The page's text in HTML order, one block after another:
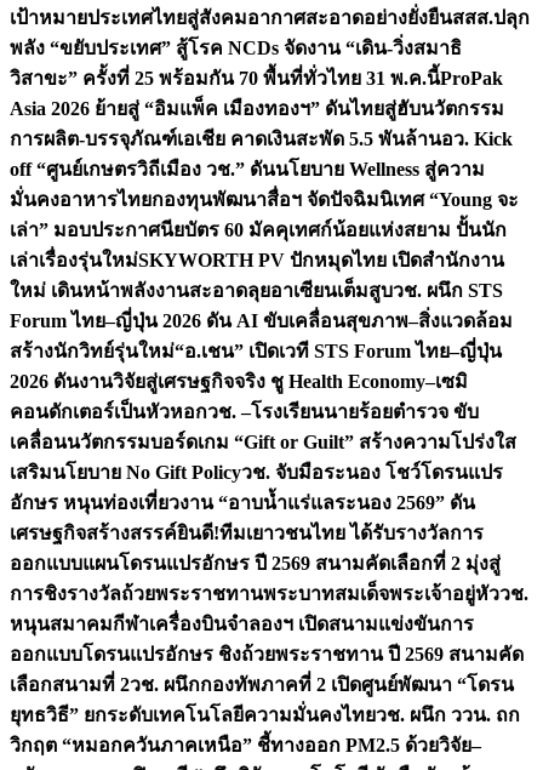
เป้าหมายประเทศไทยสู่สังคมอากาศสะอาดอย่างยั่งยืนสสส.ปลุก
พลัง “ขยับประเทศ” สู้โรค NCDs จัดงาน “เดิน-วิ่งสมาธิ
วิสาขะ” ครั้งที่ 25 พร้อมกัน 70 พื้นที่ทั่วไทย 31 พ.ค.นี้ProPak
Asia 2026 ย้ายสู่ “อิมแพ็ค เมืองทองฯ” ดันไทยสู่ฮับนวัตกรรม
การผลิต-บรรจุภัณฑ์เอเชีย คาดเงินสะพัด 5.5 พันล้านอว. Kick
off “ศูนย์เกษตรวิถีเมือง วช.” ดันนโยบาย Wellness สู่ความ
มั่นคงอาหารไทยกองทุนพัฒนาสื่อฯ จัดปัจฉิมนิเทศ “Young จะ
เล่า” มอบประกาศนียบัตร 60 มัคคุเทศก์น้อยแห่งสยาม ปั้นนัก
เล่าเรื่องรุ่นใหม่SKYWORTH PV ปักหมุดไทย เปิดสำนักงาน
ใหม่ เดินหน้าพลังงานสะอาดลุยอาเซียนเต็มสูบวช. ผนึก STS
Forum ไทย–ญี่ปุ่น 2026 ดัน AI ขับเคลื่อนสุขภาพ–สิ่งแวดล้อม
สร้างนักวิทย์รุ่นใหม่“อ.เชน” เปิดเวที STS Forum ไทย–ญี่ปุ่น
2026 ดันงานวิจัยสู่เศรษฐกิจจริง ชู Health Economy–เซมิ
คอนดักเตอร์เป็นหัวหอกวช. –โรงเรียนนายร้อยตำรวจ ขับ
เคลื่อนนวัตกรรมบอร์ดเกม “Gift or Guilt” สร้างความโปร่งใส
เสริมนโยบาย No Gift Policyวช. จับมือระนอง โชว์โดรนแปร
อักษร หนุนท่องเที่ยวงาน “อาบน้ำแร่แลระนอง 2569” ดัน
เศรษฐกิจสร้างสรรค์ยินดี!ทีมเยาวชนไทย ได้รับรางวัลการ
ออกแบบแผนโดรนแปรอักษร ปี 2569 สนามคัดเลือกที่ 2 มุ่งสู่
การชิงรางวัลถ้วยพระราชทานพระบาทสมเด็จพระเจ้าอยู่หัววช.
หนุนสมาคมกีฬาเครื่องบินจำลองฯ เปิดสนามแข่งขันการ
ออกแบบโดรนแปรอักษร ชิงถ้วยพระราชทาน ปี 2569 สนามคัด
เลือกสนามที่ 2วช. ผนึกกองทัพภาคที่ 2 เปิดศูนย์พัฒนา “โดรน
ยุทธวิธี” ยกระดับเทคโนโลยีความมั่นคงไทยวช. ผนึก ววน. ถก
วิกฤต “หมอกควันภาคเหนือ” ชี้ทางออก PM2.5 ด้วยวิจัย–